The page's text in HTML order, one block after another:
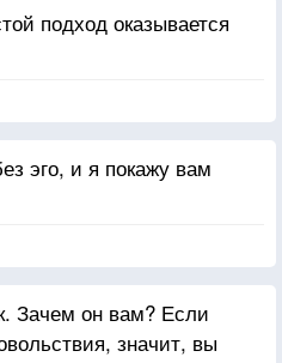
подход оказывается
эго, и я покажу вам
Зачем он вам? Если
значит, вы